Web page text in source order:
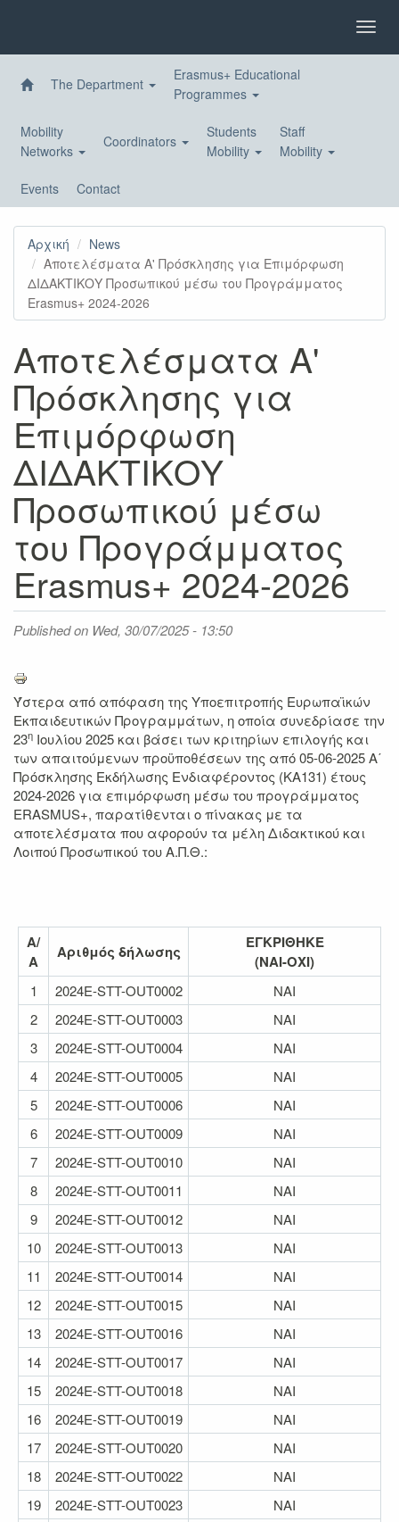
The Department
Erasmus+ Educational
Programmes
Mobility
Networks
Coordinators
Students
Mobility
Staff
Mobility
Events Contact
Αρχική
News
Αποτελέσματα Α' Πρόσκλησης για Επιμόρφωση
ΔΙΔΑΚΤΙΚΟΥ Προσωπικού μέσω του Προγράμματος
Erasmus+ 2024-2026
Αποτελέσματα Α'
Πρόσκλησης για
Επιμόρφωση
ΔΙΔΑΚΤΙΚΟΥ
Προσωπικού μέσω
του Προγράμματος
Erasmus+ 2024-2026
Published on Wed, 30/07/2025 - 13:50
Ύστερα από απόφαση της Υποεπιτροπής Ευρωπαϊκών
Εκπαιδευτικών Προγραμμάτων, η οποία συνεδρίασε την
23η Ιουλίου 2025 και βάσει των κριτηρίων επιλογής και
των απαιτούμενων προϋποθέσεων της από 05-06-2025 Α΄
Πρόσκλησης Εκδήλωσης Ενδιαφέροντος (ΚΑ131) έτους
2024-2026 για επιμόρφωση μέσω του προγράμματος
ERASMUS+, παρατίθενται ο πίνακας με τα
αποτελέσματα που αφορούν τα μέλη Διδακτικού και
Λοιπού Προσωπικού του Α.Π.Θ.:
Α/
Α
Αριθμός δήλωσης
ΕΓΚΡΙΘΗΚΕ
(ΝΑΙ-ΟΧΙ)
1 2024E-STT-OUT0002
NAI
2
2024E-STT-OUT0003
NAI
3
2024E-STT-OUT0004
NAI
4
2024E-STT-OUT0005
NAI
5
2024E-STT-OUT0006
NAI
6
2024E-STT-OUT0009
NAI
7
2024E-STT-OUT0010
NAI
8
2024E-STT-OUT0011
NAI
9
2024E-STT-OUT0012
NAI
10
2024E-STT-OUT0013
NAI
11
2024E-STT-OUT0014
NAI
12
2024E-STT-OUT0015
NAI
13
2024E-STT-OUT0016
NAI
14
2024E-STT-OUT0017
ΝΑΙ
15
2024E-STT-OUT0018
ΝΑΙ
16
2024E-STT-OUT0019
ΝΑΙ
17
2024E-STT-OUT0020
ΝΑΙ
18
2024E-STT-OUT0022
ΝΑΙ
19
2024E-STT-OUT0023
ΝΑΙ